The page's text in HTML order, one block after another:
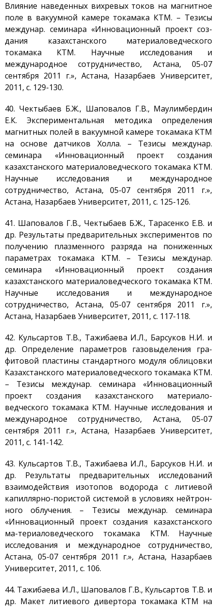
Влияние наведенных вихревых токов на магнитное
поле в вакуумной камере токамака КТМ. – Тезисы
междунар. семинара «Инновационный проект соз-
дания казахстанского материаловедческого
токамака КТМ. Научные исследования и
международное сотрудничество, Астана, 05-07
сентября 2011 г.», Астана, Назарбаев Университет,
2011, с. 129-130.
40. Чектыбаев Б.Ж., Шаповалов Г.В., Маулимбердин
Е.К. Экспериментальная методика определения
магнитных полей в вакуумной камере токамака КТМ
на основе датчиков Холла. – Тезисы междунар.
семинара «Инновационный проект создания
казахстанского материаловедческого токамака КТМ.
Научные исследования и международное
сотрудничество, Астана, 05-07 сентября 2011 г.»,
Астана, Назарбаев Университет, 2011, с. 125-126.
41. Шаповалов Г.В., Чектыбаев Б.Ж., Тарасенко Е.В. и
др. Результаты предварительных экспериментов по
получению плазменного разряда на пониженных
параметрах токамака КТМ. – Тезисы междунар.
семинара «Инновационный проект создания
казахстанского материаловедческого токамака КТМ.
Научные исследования и международное
сотрудничество, Астана, 05-07 сентября 2011 г.»,
Астана, Назарбаев Университет, 2011, с. 117-118.
42. Кульсартов Т.В., Тажибаева И.Л., Барсуков Н.И. и
др. Определение параметров газовыделения гра-
фитовой пластины стандартного модуля облицовки
Казахстанского материаловедческого токамака КТМ.
– Тезисы междунар. семинара «Инновационный
проект создания казахстанского материало-
ведческого токамака КТМ. Научные исследования и
международное сотрудничество, Астана, 05-07
сентября 2011 г.», Астана, Назарбаев Университет,
2011, с. 141-142.
43. Кульсартов Т.В., Тажибаева И.Л., Барсуков Н.И. и
др. Результаты предварительных исследований
взаимодействия изотопов водорода с литиевой
капиллярно-пористой системой в условиях нейтрон-
ного облучения. – Тезисы междунар. семинара
«Инновационный проект создания казахстанского
ма-териаловедческого токамака КТМ. Научные
исследования и международное сотрудничество,
Астана, 05-07 сентября 2011 г.», Астана, Назарбаев
Университет, 2011, с. 106.
44. Тажибаева И.Л., Шаповалов Г.В., Кульсартов Т.В. и
др. Макет литиевого дивертора токамака КТМ на